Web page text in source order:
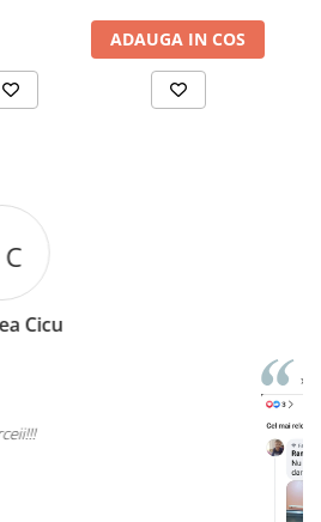
ADAUGA IN COS
Rizea Ramona